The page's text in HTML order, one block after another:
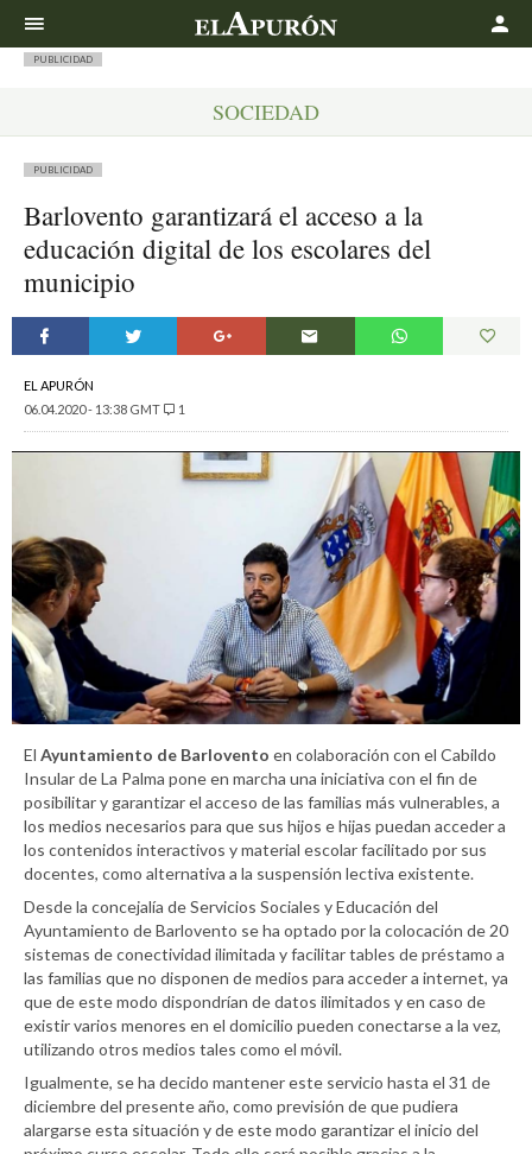
PUBLICIDAD
SOCIEDAD
PUBLICIDAD
Barlovento garantizará el acceso a la
educación digital de los escolares del
municipio
EL APURÓN
06.04.2020 - 13:38 GMT
1
El Ayuntamiento de Barlovento en colaboración con el Cabildo
Insular de La Palma pone en marcha una iniciativa con el fin de
posibilitar y garantizar el acceso de las familias más vulnerables, a
los medios necesarios para que sus hijos e hijas puedan acceder a
los contenidos interactivos y material escolar facilitado por sus
docentes, como alternativa a la suspensión lectiva existente.
Desde la concejalía de Servicios Sociales y Educación del
Ayuntamiento de Barlovento se ha optado por la colocación de 20
sistemas de conectividad ilimitada y facilitar tables de préstamo a
las familias que no disponen de medios para acceder a internet, ya
que de este modo dispondrían de datos ilimitados y en caso de
existir varios menores en el domicilio pueden conectarse a la vez,
utilizando otros medios tales como el móvil.
Igualmente, se ha decido mantener este servicio hasta el 31 de
diciembre del presente año, como previsión de que pudiera
alargarse esta situación y de este modo garantizar el inicio del